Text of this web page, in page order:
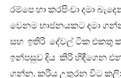
රම්පෙ හා කරපිංචා දමා
වෙනම භාජනයකට දමා
සහ ඉතිරි දේවල් ටික එකතු
ඉන්පසුව දිය කිරි හිඳීගෙන
ගන්න. කරිය උතුරන විට